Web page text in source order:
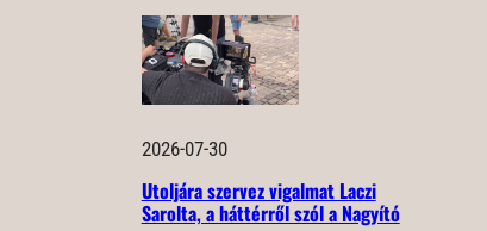
2026-07-30
Utoljára szervez vigalmat Laczi
Sarolta, a háttérről szól a Nagyító